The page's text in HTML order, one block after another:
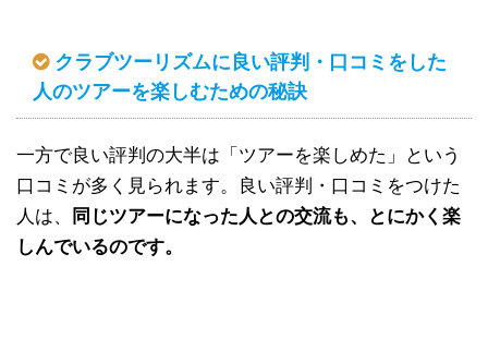
クラブツーリズムに良い評判・口コミをした
人のツアーを楽しむための秘訣
一方で良い評判の大半は「ツアーを楽しめた」という
口コミが多く見られます。良い評判・口コミをつけた
人は、
同じツアーになった人との交流も、とにかく楽
しんでいるのです。